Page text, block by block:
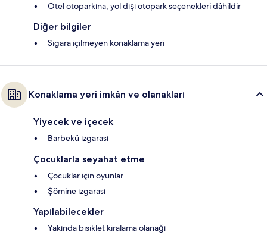
Otel otoparkına, yol dışı otopark seçenekleri dâhildir
Diğer bilgiler
Sigara içilmeyen konaklama yeri
Konaklama yeri imkân ve olanakları
Yiyecek ve içecek
Barbekü ızgarası
Çocuklarla seyahat etme
Çocuklar için oyunlar
Şömine ızgarası
Yapılabilecekler
Yakında bisiklet kiralama olanağı